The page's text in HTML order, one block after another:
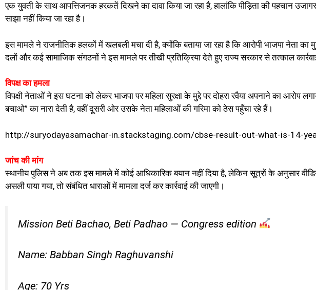
एक युवती के साथ आपत्तिजनक हरकतें दिखने का दावा किया जा रहा है, हालांकि पीड़िता की पहचान
साझा नहीं किया जा रहा है।
इस मामले ने राजनीतिक हलकों में खलबली मचा दी है, क्योंकि बताया जा रहा है कि आरोपी भाजपा नेता का
दलों और कई सामाजिक संगठनों ने इस मामले पर तीखी प्रतिक्रिया देते हुए राज्य सरकार से तत्काल
विपक्ष का हमला
विपक्षी नेताओं ने इस घटना को लेकर भाजपा पर महिला सुरक्षा के मुद्दे पर दोहरा रवैया अपनाने का आरोप
बचाओ” का नारा देती है, वहीं दूसरी ओर उसके नेता महिलाओं की गरिमा को ठेस पहुँचा रहे हैं।
http://suryodayasamachar-in.stackstaging.com/cbse-result-out-what-is-14-
जांच की मांग
स्थानीय पुलिस ने अब तक इस मामले में कोई आधिकारिक बयान नहीं दिया है, लेकिन सूत्रों के अनुसार
असली पाया गया, तो संबंधित धाराओं में मामला दर्ज कर कार्रवाई की जाएगी।
Mission Beti Bachao, Beti Padhao — Congress edition
Name: Babban Singh Raghuvanshi
Age: 70 Yrs